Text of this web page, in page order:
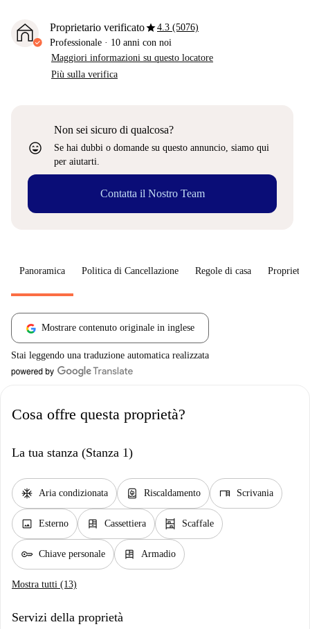
Proprietario verificatostar4.3 (5076)
Professionale · 10 anni con noi
Maggiori informazioni su questo locatore
Più sulla verifica
sentiment_very_satisfied
Non sei sicuro di qualcosa?
Se hai dubbi o domande su questo annuncio, siamo qui
per aiutarti.
Contatta il Nostro Team
Panoramica Politica di Cancellazione Regole di casa
Mostrare contenuto originale in inglese
Stai leggendo una traduzione automatica realizzata
Cosa offre questa proprietà?
La tua stanza (Stanza 1)
ac_unit Aria condizionata water_heater Riscaldamento desk Scrivania
image Esterno dresser Cassettiera shelves Scaffale
key Chiave personale dresser Armadio
Mostra tutti (13)
Servizi della proprietà